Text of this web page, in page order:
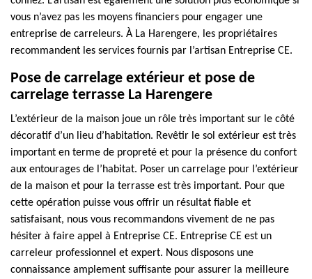
vous n’avez pas les moyens financiers pour engager une
entreprise de carreleurs. À La Harengere, les propriétaires
recommandent les services fournis par l’artisan Entreprise CE.
Pose de carrelage extérieur et pose de
carrelage terrasse La Harengere
L’extérieur de la maison joue un rôle très important sur le côté
décoratif d’un lieu d’habitation. Revêtir le sol extérieur est très
important en terme de propreté et pour la présence du confort
aux entourages de l’habitat. Poser un carrelage pour l’extérieur
de la maison et pour la terrasse est très important. Pour que
cette opération puisse vous offrir un résultat fiable et
satisfaisant, nous vous recommandons vivement de ne pas
hésiter à faire appel à Entreprise CE. Entreprise CE est un
carreleur professionnel et expert. Nous disposons une
connaissance amplement suffisante pour assurer la meilleure